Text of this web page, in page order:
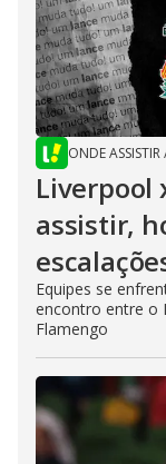
ONDE ASSISTIR
Liverpool
assistir,
Equipes se
encontro entre o
Flamengo